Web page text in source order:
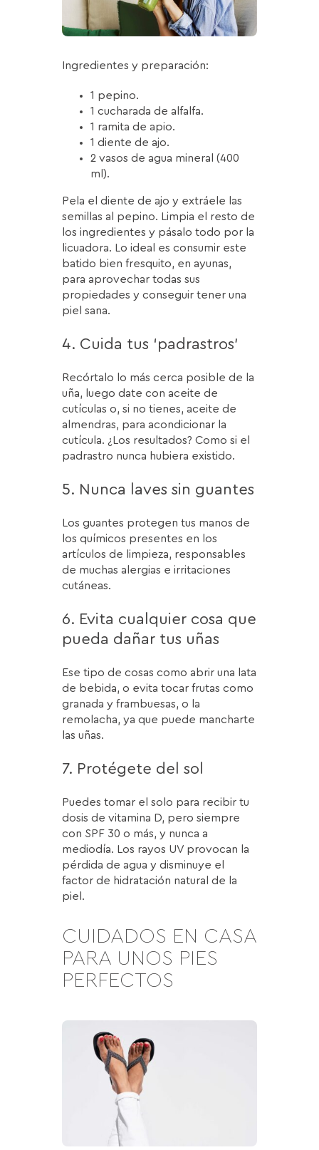
Ingredientes y preparación:
1 pepino.
1 cucharada de alfalfa.
1 ramita de apio.
1 diente de ajo.
2 vasos de agua mineral (400
ml).
Pela el diente de ajo y extráele las
semillas al pepino. Limpia el resto de
los ingredientes y pásalo todo por la
licuadora. Lo ideal es consumir este
batido bien fresquito, en ayunas,
para aprovechar todas sus
propiedades y conseguir tener una
piel sana.
4. Cuida tus ‘padrastros’
Recórtalo lo más cerca posible de la
uña, luego date con aceite de
cutículas o, si no tienes, aceite de
almendras, para acondicionar la
cutícula. ¿Los resultados? Como si el
padrastro nunca hubiera existido.
5. Nunca laves sin guantes
Los guantes protegen tus manos de
los químicos presentes en los
artículos de limpieza, responsables
de muchas alergias e irritaciones
cutáneas.
6. Evita cualquier cosa que
pueda dañar tus uñas
Ese tipo de cosas como abrir una lata
de bebida, o evita tocar frutas como
granada y frambuesas, o la
remolacha, ya que puede mancharte
las uñas.
7. Protégete del sol
Puedes tomar el solo para recibir tu
dosis de vitamina D, pero siempre
con SPF 30 o más, y nunca a
mediodía. Los rayos UV provocan la
pérdida de agua y disminuye el
factor de hidratación natural de la
piel.
CUIDADOS EN CASA
PARA UNOS PIES
PERFECTOS